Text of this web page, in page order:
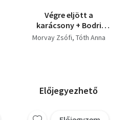
Végre eljött a
karácsony + Bodri
karácsonya (2 db.
Morvay Zsófi Tóth Anna
Előjegyezhető